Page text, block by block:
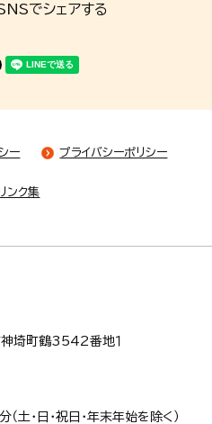
でシェアする
ー プライバシーポリシー
リンク集
町鶴3542番地１
・日・祝日・年末年始を除く）